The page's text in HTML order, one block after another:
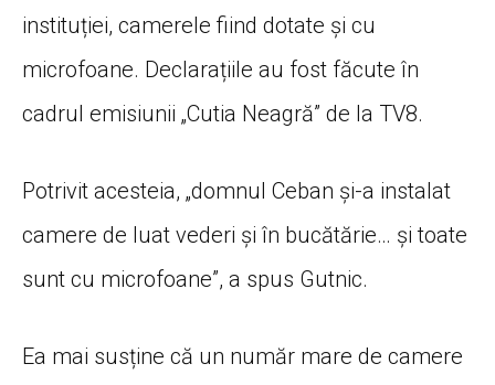
instituției, camerele fiind dotate și cu
microfoane. Declarațiile au fost făcute în
cadrul emisiunii „Cutia Neagră” de la TV8.
Potrivit acesteia, „domnul Ceban și-a instalat
camere de luat vederi și în bucătărie… și toate
sunt cu microfoane”, a spus Gutnic.
Ea mai susține că un număr mare de camere